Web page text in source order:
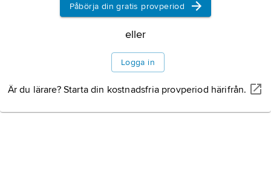
Påbörja din gratis provperiod
eller
Logga in
Är du lärare? Starta din kostnadsfria provperiod härifrån.